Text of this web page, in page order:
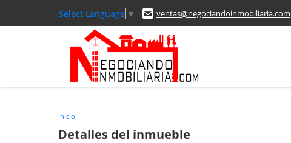
Select Language ▼ ventas@negociandoinmobiliaria.com
Inicio
Detalles del inmueble